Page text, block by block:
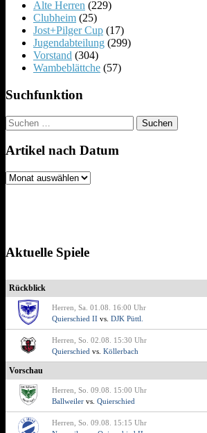
Alte Herren (229)
Clubheim (25)
Jost+Pilger Cup (17)
Jugendabteilung (299)
Vorstand (304)
Wambeblättche (57)
Suchfunktion
Suchen
nach:
Artikel nach Datum
Artikel
Aktuelle Spiele
Rückblick
Herren, Sa. 01.08. 16:00 Uhr
Quierschied II vs. DJK Püttl.
Herren, So. 02.08. 15:30 Uhr
Quierschied vs. Köllerbach
Vorschau
Herren, So. 09.08. 15:00 Uhr
Ballweiler vs. Quierschied
Herren, So. 09.08. 15:15 Uhr